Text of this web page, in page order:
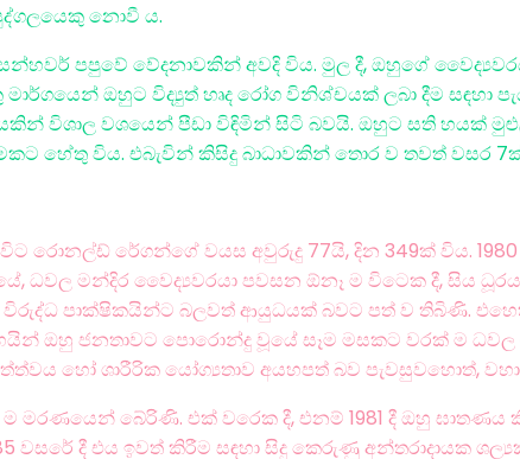
නොවී ය.
පපුවේ වේදනාවකින් අවදි විය. මුල දී, ඔහුගේ
ඔහුට විද්‍යුත් හෘද රෝග විනිශ්චයක් ලබා දීම සඳහා
විශාල වශයෙන් පීඩා විඳිමින් සිටි බවයි. ඔහුට සති හයක්
හේතු විය. එබැවින් කිසිදු බාධාවකින් තොර ව තවත් වසර
රොනල්ඩ් රේගන්ගේ වයස අවුරුදු 77යි, දින 349ක් විය.
මන්දිර වෛද්‍යවරයා පවසන ඕනෑ ම විටෙක දී, සිය ධූරය
පාක්ෂිකයින්ට බලවත් ආයුධයක් බවට පත් ව තිබිණි.
ඔහු ජනතාවට පොරොන්දු වූයේ සෑම මසකට වරක් ම ධවල
හෝ ශාරීරික යෝග්‍යතාව අයහපත් බව පැවසුවහොත්,
බේරිණි. එක් වරෙක දී, එනම් 1981 දී ඔහු ඝාතණය
දී එය ඉවත් කිරීම සඳහා සිදු කෙරුණු අන්තරාදායක